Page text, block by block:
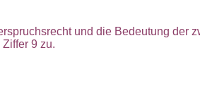
und die Bedeutung der
9 zu.